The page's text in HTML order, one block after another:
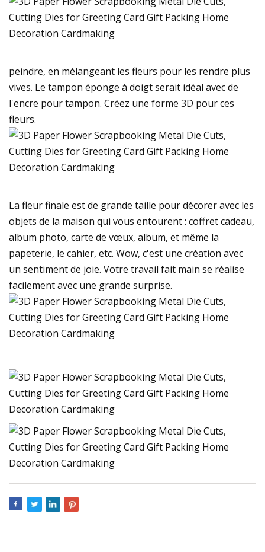
peindre, en mélangeant les fleurs pour les rendre plus
vives. Le tampon éponge à doigt serait idéal avec de
l'encre pour tampon. Créez une forme 3D pour ces
fleurs.
La fleur finale est de grande taille pour décorer avec les
objets de la maison qui vous entourent : coffret cadeau,
album photo, carte de vœux, album, et même la
papeterie, le cahier, etc. Wow, c'est une création avec
un sentiment de joie. Votre travail fait main se réalise
facilement avec une grande surprise.